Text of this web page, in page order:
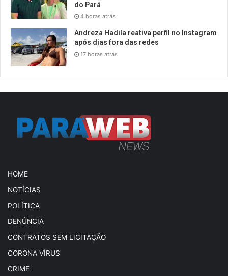
do Pará
4 horas atrás
Andreza Hadila reativa perfil no Instagram
após dias fora das redes
17 horas atrás
HOME
NOTÍCIAS
POLÍTICA
DENÚNCIA
CONTRATOS SEM LICITAÇÃO
CORONA VÍRUS
CRIME